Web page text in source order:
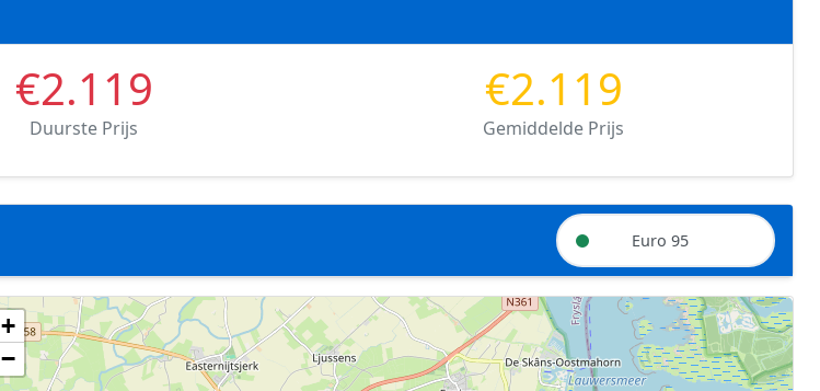
€2.119
Duurste Prijs
€2.119
Gemiddelde Prijs
Euro 95
Geen tankstations met locatiegegevens gevonden.
De kaart kan niet worden weergegeven zonder GPS coördinaten.
+
−